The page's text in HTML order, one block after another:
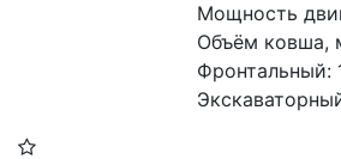
Мощность
Объём ковша,
Фронтальный: